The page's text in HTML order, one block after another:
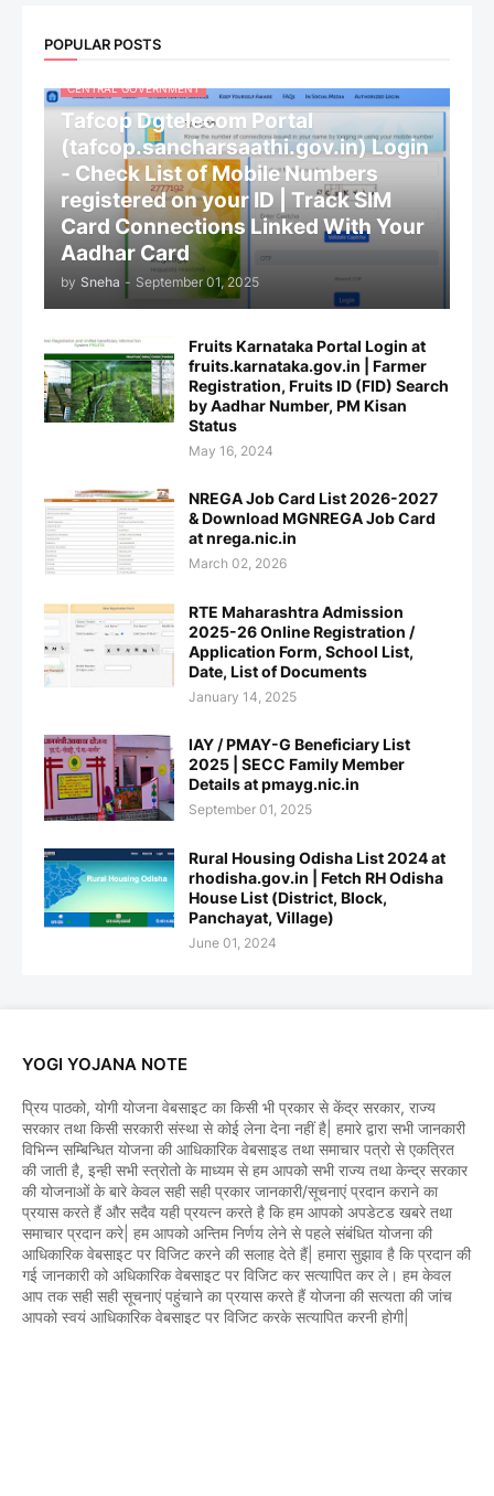
POPULAR POSTS
CENTRAL GOVERNMENT
Tafcop Dgtelecom Portal
(tafcop.sancharsaathi.gov.in) Login
- Check List of Mobile Numbers
registered on your ID | Track SIM
Card Connections Linked With Your
Aadhar Card
by Sneha - September 01, 2025
Fruits Karnataka Portal Login at
fruits.karnataka.gov.in | Farmer
Registration, Fruits ID (FID) Search
by Aadhar Number, PM Kisan
Status
May 16, 2024
NREGA Job Card List 2026-2027
& Download MGNREGA Job Card
at nrega.nic.in
March 02, 2026
RTE Maharashtra Admission
2025-26 Online Registration /
Application Form, School List,
Date, List of Documents
January 14, 2025
IAY / PMAY-G Beneficiary List
2025 | SECC Family Member
Details at pmayg.nic.in
September 01, 2025
Rural Housing Odisha List 2024 at
rhodisha.gov.in | Fetch RH Odisha
House List (District, Block,
Panchayat, Village)
June 01, 2024
YOGI YOJANA NOTE
प्रिय पाठको, योगी योजना वेबसाइट का किसी भी प्रकार से केंद्र सरकार, राज्य
सरकार तथा किसी सरकारी संस्था से कोई लेना देना नहीं है| हमारे द्वारा सभी जानकारी
विभिन्न सम्बिन्धित योजना की आधिकारिक वेबसाइड तथा समाचार पत्रो से एकत्रित
की जाती है, इन्ही सभी स्त्रोतो के माध्यम से हम आपको सभी राज्य तथा केन्द्र सरकार
की योजनाओं के बारे केवल सही सही प्रकार जानकारी/सूचनाएं प्रदान कराने का
प्रयास करते हैं और सदैव यही प्रयत्न करते है कि हम आपको अपडेटड खबरे तथा
समाचार प्रदान करे| हम आपको अन्तिम निर्णय लेने से पहले संबंधित योजना की
आधिकारिक वेबसाइट पर विजिट करने की सलाह देते हैं| हमारा सुझाव है कि प्रदान की
गई जानकारी को अधिकारिक वेबसाइट पर विजिट कर सत्यापित कर ले। हम केवल
आप तक सही सही सूचनाएं पहुंचाने का प्रयास करते हैं योजना की सत्यता की जांच
आपको स्वयं आधिकारिक वेबसाइट पर विजिट करके सत्यापित करनी होगी|